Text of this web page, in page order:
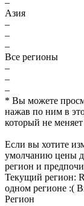
–
Азия
–
–
–
Все регионы
–
–
–
* Вы можете
нажав по ним в
который не
Если вы хотите
умолчанию цены
регион и
Текущий регион:
одном регионе :(
Регион